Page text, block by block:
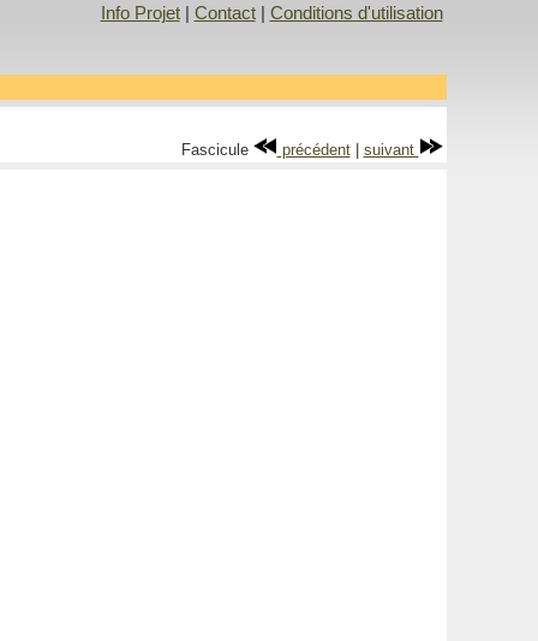
Info Projet| Contact| Conditions d'utilisation
Fascicule précédent| suivant